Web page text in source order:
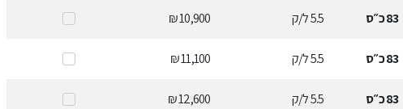
83כ״ס 5.5ל/ק 10,900 ₪
83כ״ס 5.5ל/ק 11,100 ₪
83כ״ס 5.5ל/ק 12,600 ₪